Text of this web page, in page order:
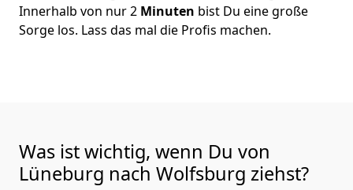
Innerhalb von nur 2 Minuten bist Du eine große
Sorge los. Lass das mal die Profis machen.
Was ist wichtig, wenn Du von
Lüneburg nach Wolfsburg ziehst?